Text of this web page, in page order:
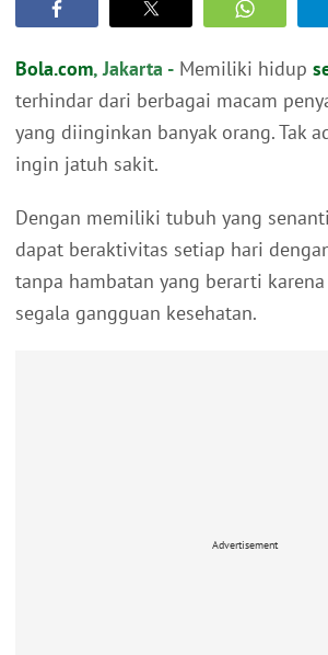
Bola.com, Jakarta - Memiliki hidup
terhindar dari berbagai macam
yang diinginkan banyak orang. Tak
ingin jatuh sakit.
Dengan memiliki tubuh yang
dapat beraktivitas setiap hari
tanpa hambatan yang berarti
segala gangguan kesehatan.
Advertisement